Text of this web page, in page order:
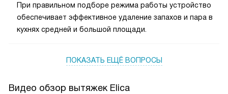
При правильном подборе режима работы устройство
обеспечивает эффективное удаление запахов и пара в
кухнях средней и большой площади.
ПОКАЗАТЬ ЕЩЁ ВОПРОСЫ
Видео обзор вытяжек Elica